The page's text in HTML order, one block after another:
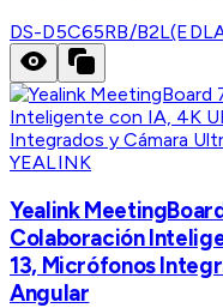
DS-D5C65RB/
YEALINK
Yealink
Colaboración
13, Micrófonos
Angular